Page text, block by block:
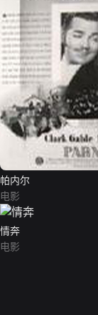
帕内尔
电影
情奔
电影